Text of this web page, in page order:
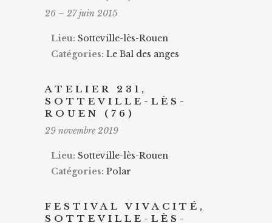
26 – 27 juin 2015
Lieu: Sotteville-lès-Rouen
Catégories: Le Bal des anges
ATELIER 231,
SOTTEVILLE-LÈS-
ROUEN (76)
29 novembre 2019
Lieu: Sotteville-lès-Rouen
Catégories: Polar
FESTIVAL VIVACITÉ,
SOTTEVILLE-LÈS-